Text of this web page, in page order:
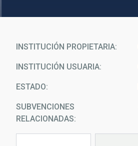
INSTITUCIÓN PROPIETARIA
INSTITUCIÓN USUARIA
ESTADO
SUBVENCIONES
RELACIONADAS: